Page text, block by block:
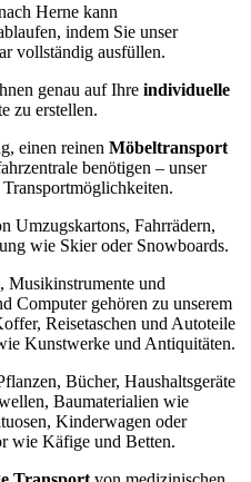
Herne kann
indem Sie unser
vollständig ausfüllen.
genau auf Ihre individuelle
zu erstellen.
einen reinen Möbeltransport
benötigen – unser
Umzugskartons, Fahrrädern,
wie Skier oder Snowboards.
Musikinstrumente und
Computer gehören zu unserem
Reisetaschen und Autoteile
Kunstwerke und Antiquitäten.
Bücher, Haushaltsgeräte
Baumaterialien wie
Kinderwagen oder
wie Käfige und Betten.